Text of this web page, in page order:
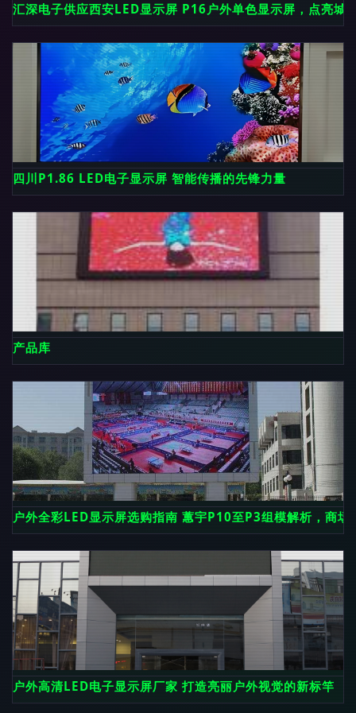
汇深电子供应西安LED显示屏 P16户外单色显示屏，点亮城
四川P1.86 LED电子显示屏 智能传播的先锋力量
产品库
户外全彩LED显示屏选购指南 蕙宇P10至P3组模解析，商场
户外高清LED电子显示屏厂家 打造亮丽户外视觉的新标竿